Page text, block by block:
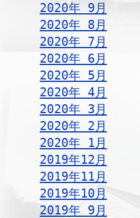
2020年 9月
2020年 8月
2020年 7月
2020年 6月
2020年 5月
2020年 4月
2020年 3月
2020年 2月
2020年 1月
2019年12月
2019年11月
2019年10月
2019年 9月